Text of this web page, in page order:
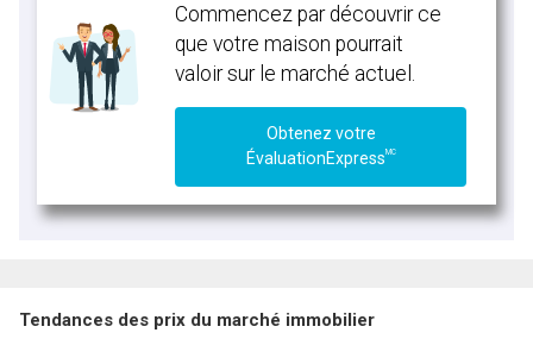
Commencez par découvrir ce
que votre maison pourrait
valoir sur le marché actuel.
Obtenez votre
ÉvaluationExpressMC
Tendances des prix du marché immobilier